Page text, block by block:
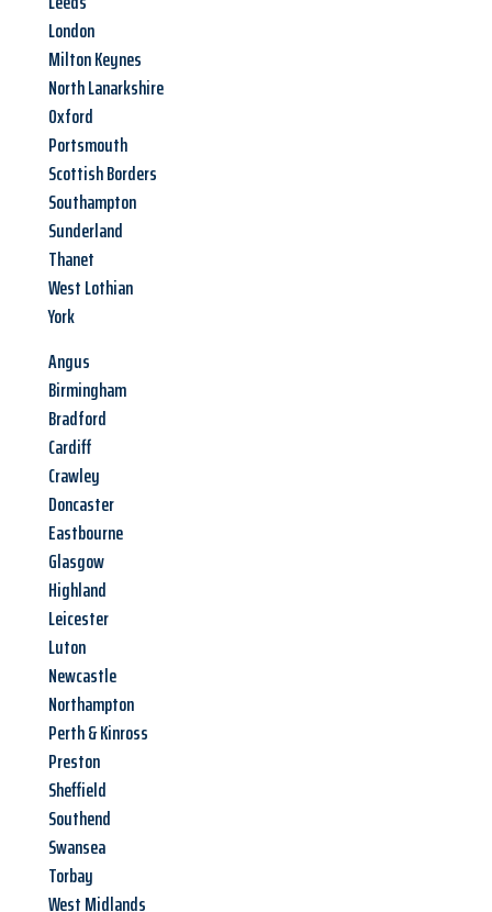
London
Milton Keynes
North Lanarkshire
Oxford
Portsmouth
Scottish Borders
Southampton
Sunderland
Thanet
West Lothian
York
Angus
Birmingham
Bradford
Cardiff
Crawley
Doncaster
Eastbourne
Glasgow
Highland
Leicester
Luton
Newcastle
Northampton
Perth & Kinross
Preston
Sheffield
Southend
Swansea
Torbay
West Midlands